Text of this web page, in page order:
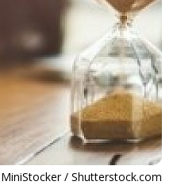
MiniStocker / Shutterstock.com